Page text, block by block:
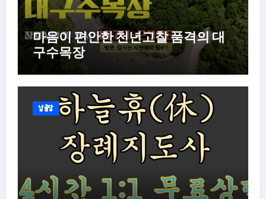
마음이 편안한 천년고찰 품격의 대
구수목장
납골당